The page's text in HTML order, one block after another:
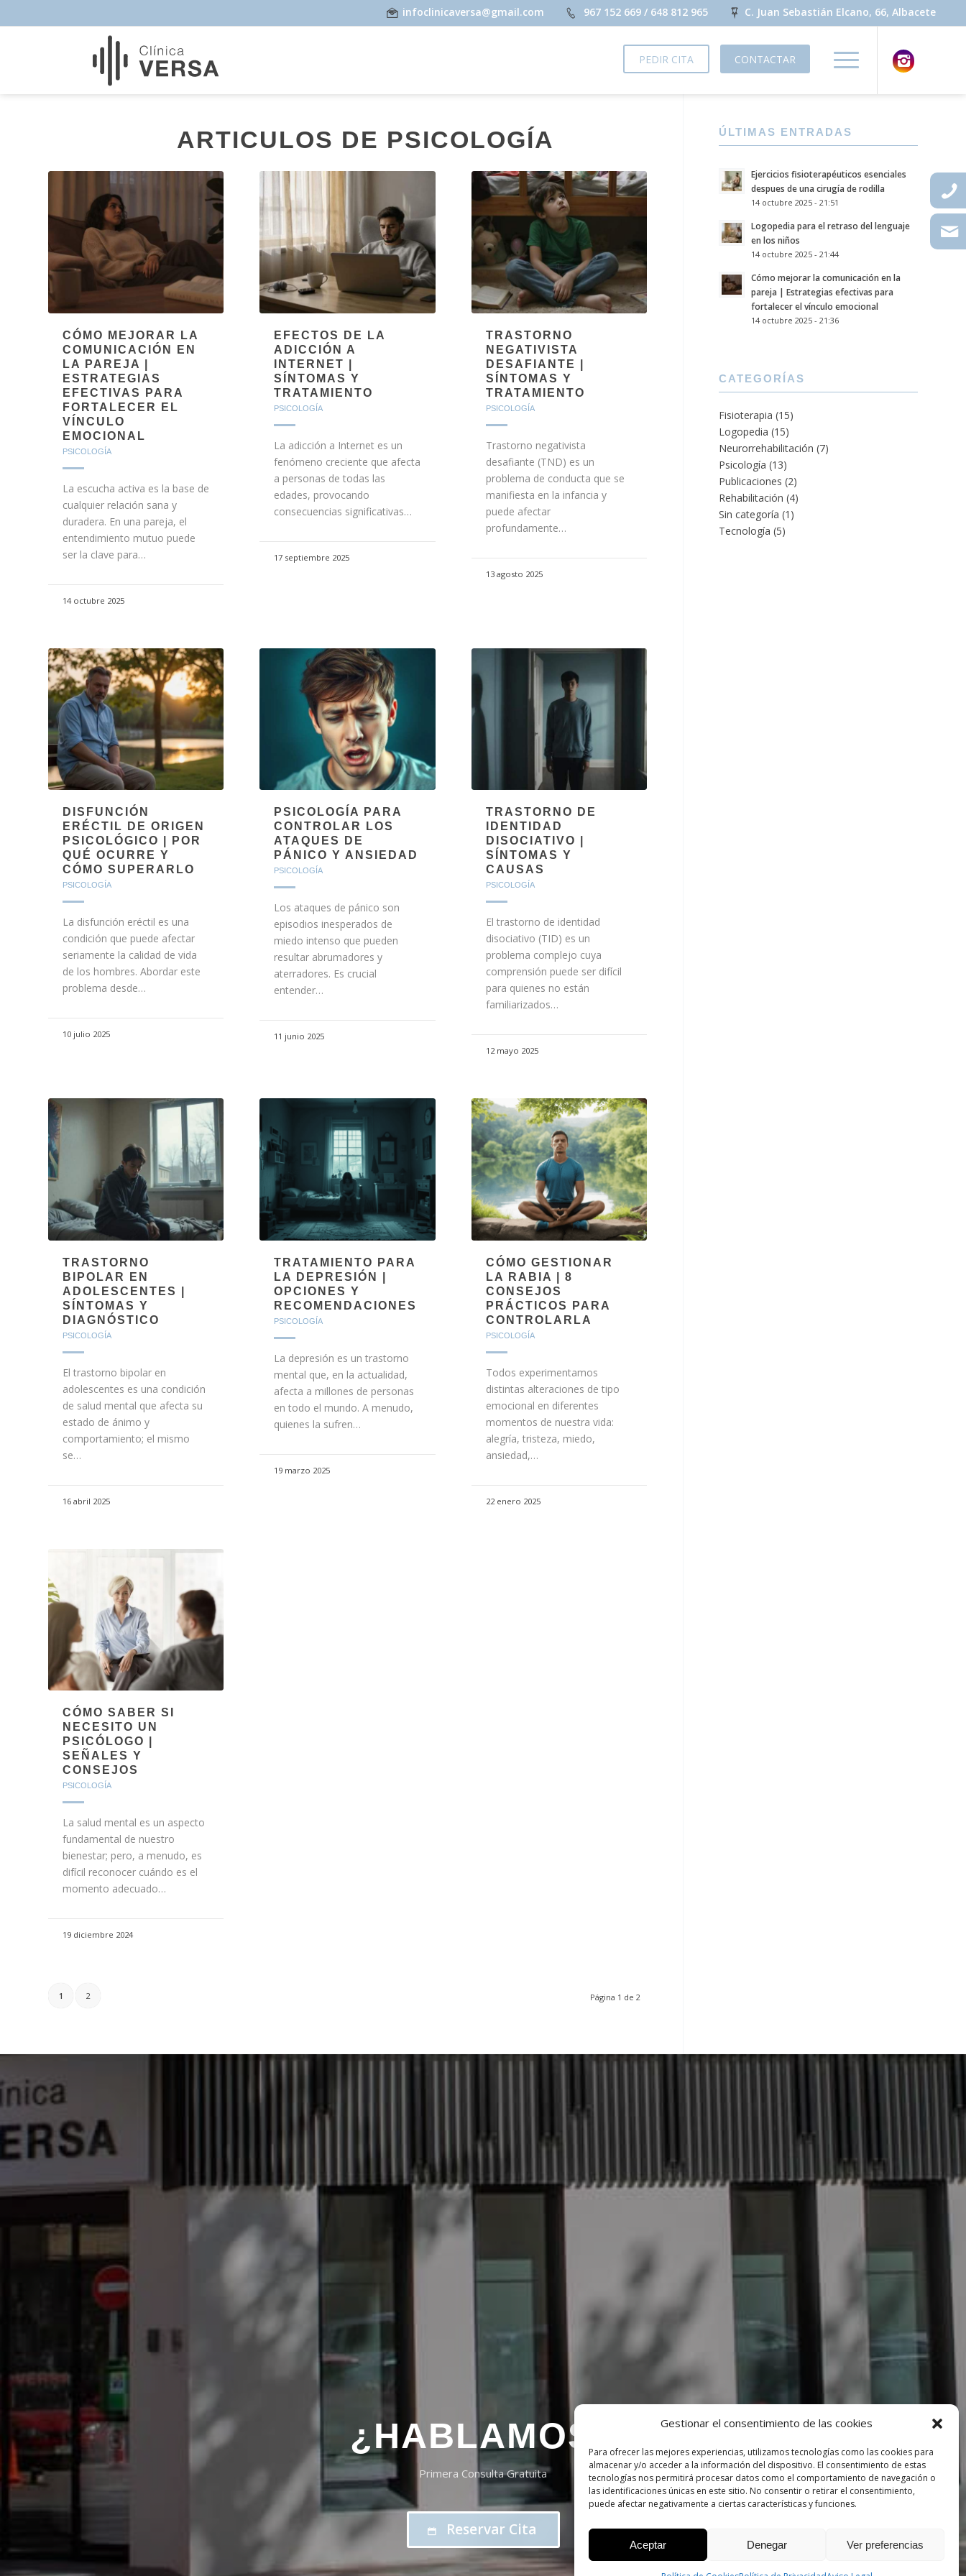
Gestionar el consentimiento de las cookies
Para ofrecer las mejores experiencias, utilizamos tecnologías como las cookies para
almacenar y/o acceder a la información del dispositivo. El consentimiento de estas
tecnologías nos permitirá procesar datos como el comportamiento de navegación o
las identificaciones únicas en este sitio. No consentir o retirar el consentimiento,
puede afectar negativamente a ciertas características y funciones.
Aceptar Denegar Ver preferencias
infoclinicaversa@gmail.com 967 152 669 / 648 812 965 C. Juan Sebastián Elcano, 66, Albacete
CONTACTAR
PEDIR CITA
ARTICULOS DE PSICOLOGÍA
CÓMO MEJORAR LA
COMUNICACIÓN EN
LA PAREJA |
ESTRATEGIAS
EFECTIVAS PARA
FORTALECER EL
VÍNCULO
EMOCIONAL
PSICOLOGÍA
La escucha activa es la base de
cualquier relación sana y
duradera. En una pareja, el
entendimiento mutuo puede
ser la clave para…
14 octubre 2025
EFECTOS DE LA
ADICCIÓN A
INTERNET |
SÍNTOMAS Y
TRATAMIENTO
PSICOLOGÍA
La adicción a Internet es un
fenómeno creciente que afecta
a personas de todas las
edades, provocando
consecuencias significativas…
17 septiembre 2025
TRASTORNO
NEGATIVISTA
DESAFIANTE |
SÍNTOMAS Y
TRATAMIENTO
PSICOLOGÍA
Trastorno negativista
desafiante (TND) es un
problema de conducta que se
manifiesta en la infancia y
puede afectar
profundamente…
13 agosto 2025
DISFUNCIÓN
ERÉCTIL DE ORIGEN
PSICOLÓGICO | POR
QUÉ OCURRE Y
CÓMO SUPERARLO
PSICOLOGÍA
La disfunción eréctil es una
condición que puede afectar
seriamente la calidad de vida
de los hombres. Abordar este
problema desde…
10 julio 2025
PSICOLOGÍA PARA
CONTROLAR LOS
ATAQUES DE
PÁNICO Y ANSIEDAD
PSICOLOGÍA
Los ataques de pánico son
episodios inesperados de
miedo intenso que pueden
resultar abrumadores y
aterradores. Es crucial
entender…
11 junio 2025
TRASTORNO DE
IDENTIDAD
DISOCIATIVO |
SÍNTOMAS Y
CAUSAS
PSICOLOGÍA
El trastorno de identidad
disociativo (TID) es un
problema complejo cuya
comprensión puede ser difícil
para quienes no están
familiarizados…
12 mayo 2025
TRASTORNO
BIPOLAR EN
ADOLESCENTES |
SÍNTOMAS Y
DIAGNÓSTICO
PSICOLOGÍA
El trastorno bipolar en
adolescentes es una condición
de salud mental que afecta su
estado de ánimo y
comportamiento; el mismo
se…
16 abril 2025
TRATAMIENTO PARA
LA DEPRESIÓN |
OPCIONES Y
RECOMENDACIONES
PSICOLOGÍA
La depresión es un trastorno
mental que, en la actualidad,
afecta a millones de personas
en todo el mundo. A menudo,
quienes la sufren…
19 marzo 2025
CÓMO GESTIONAR
LA RABIA | 8
CONSEJOS
PRÁCTICOS PARA
CONTROLARLA
PSICOLOGÍA
Todos experimentamos
distintas alteraciones de tipo
emocional en diferentes
momentos de nuestra vida:
alegría, tristeza, miedo,
ansiedad,…
22 enero 2025
CÓMO SABER SI
NECESITO UN
PSICÓLOGO |
SEÑALES Y
CONSEJOS
PSICOLOGÍA
La salud mental es un aspecto
fundamental de nuestro
bienestar; pero, a menudo, es
difícil reconocer cuándo es el
momento adecuado…
19 diciembre 2024
Página 1 de 2
1 2
ÚLTIMAS ENTRADAS
Ejercicios fisioterapéuticos esenciales
despues de una cirugía de rodilla
14 octubre 2025 - 21:51
Logopedia para el retraso del lenguaje
en los niños
14 octubre 2025 - 21:44
Cómo mejorar la comunicación en la
pareja | Estrategias efectivas para
fortalecer el vínculo emocional
14 octubre 2025 - 21:36
CATEGORÍAS
Fisioterapia (15)
Logopedia (15)
Neurorrehabilitación (7)
Psicología (13)
Publicaciones (2)
Rehabilitación (4)
Sin categoría (1)
Tecnología (5)
¿HABLAMOS?
Primera Consulta Gratuita
Reservar Cita